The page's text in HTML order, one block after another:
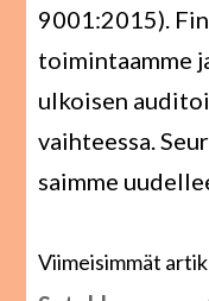
9001:2015).
toimintaamme
ulkoisen
vaihteessa.
saimme
Viimeisimmät